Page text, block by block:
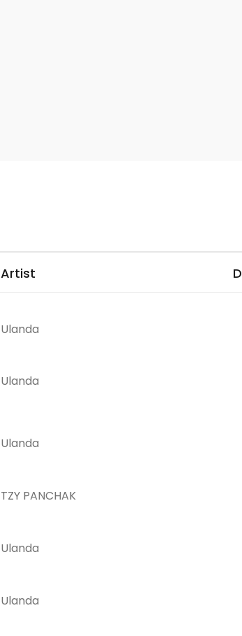
Artist
Ulanda
Ulanda
Ulanda
TZY PANCHAK
Ulanda
Ulanda